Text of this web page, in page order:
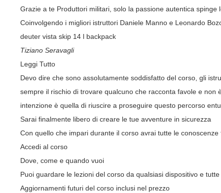
Grazie a te Produttori militari, solo la passione autentica
Coinvolgendo i migliori istruttori Daniele Manno e Leonardo
deuter vista skip 14 l backpack
Tiziano Seravagli
Leggi Tutto
Devo dire che sono assolutamente soddisfatto del corso, gli
sempre il rischio di trovare qualcuno che racconta favole e
intenzione è quella di riuscire a proseguire questo percorso
Sarai finalmente libero di creare le tue avventure in sicurezza
Con quello che impari durante il corso avrai tutte le
Accedi al corso
Dove, come e quando vuoi
Puoi guardare le lezioni del corso da qualsiasi dispositivo e
Aggiornamenti futuri del corso inclusi nel prezzo